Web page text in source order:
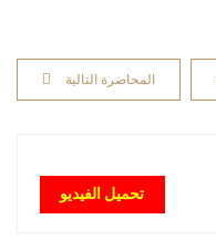
المحاضرة التالية
تحميل الفيديو